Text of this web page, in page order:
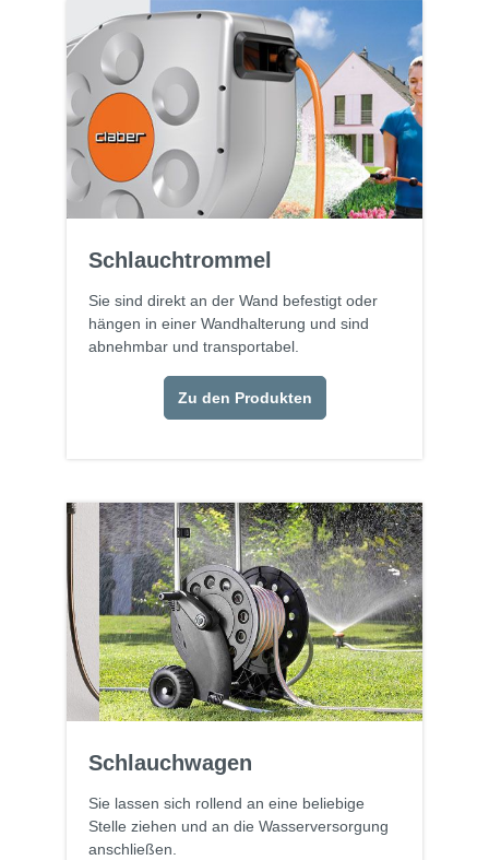
Schlauchtrommel
Sie sind direkt an der Wand befestigt oder
hängen in einer Wandhalterung und sind
abnehmbar und transportabel.
Zu den Produkten
Schlauchwagen
Sie lassen sich rollend an eine beliebige
Stelle ziehen und an die Wasserversorgung
anschließen.